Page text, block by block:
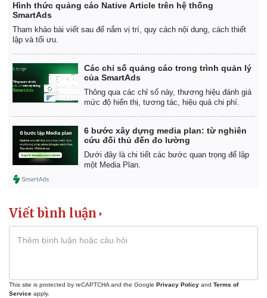
Hình thức quảng cáo Native Article trên hệ thống
SmartAds
Tham khảo bài viết sau để nắm vị trí, quy cách nội dung, cách thiết
lập và tối ưu.
Các chỉ số quảng cáo trong trình quản lý
của SmartAds
Thông qua các chỉ số này, thương hiệu đánh giá
mức độ hiển thị, tương tác, hiệu quả chi phí.
6 bước xây dựng media plan: từ nghiên
cứu đối thủ đến đo lường
Dưới đây là chi tiết các bước quan trọng để lập
một Media Plan.
Viết bình luận
This site is protected by reCAPTCHA and the Google Privacy Policy and Terms of
Service apply.